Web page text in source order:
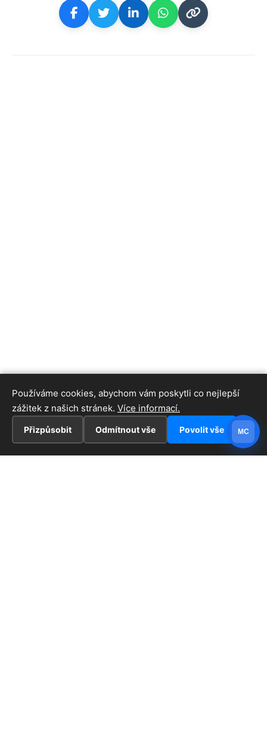
Používáme cookies, abychom vám poskytli co nejlepší
zážitek z našich stránek. Více informací.
Přizpůsobit Odmítnout vše Povolit vše MC